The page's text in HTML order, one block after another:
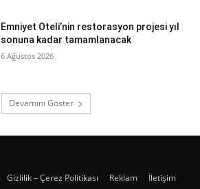
Emniyet Oteli’nin restorasyon projesi yıl
sonuna kadar tamamlanacak
6 Ağustos 2026
Devamını Göster
Gizlilik – Çerez Politikası Reklam İletişim